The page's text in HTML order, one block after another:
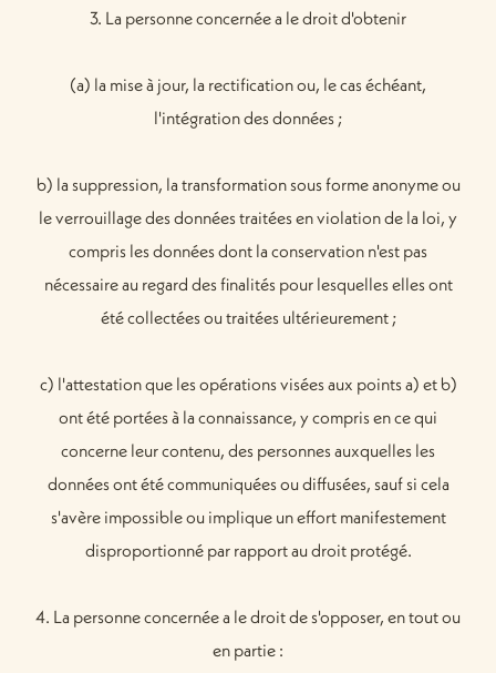
3. La personne concernée a le droit d'obtenir
(a) la mise à jour, la rectification ou, le cas échéant,
l'intégration des données ;
b) la suppression, la transformation sous forme anonyme ou
le verrouillage des données traitées en violation de la loi, y
compris les données dont la conservation n'est pas
nécessaire au regard des finalités pour lesquelles elles ont
été collectées ou traitées ultérieurement ;
c) l'attestation que les opérations visées aux points a) et b)
ont été portées à la connaissance, y compris en ce qui
concerne leur contenu, des personnes auxquelles les
données ont été communiquées ou diffusées, sauf si cela
s'avère impossible ou implique un effort manifestement
disproportionné par rapport au droit protégé.
4. La personne concernée a le droit de s'opposer, en tout ou
en partie :